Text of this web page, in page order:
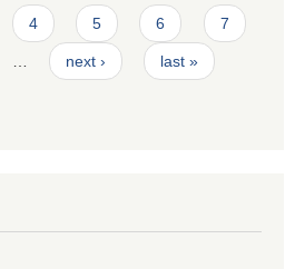
4 5 6 7
next › last »